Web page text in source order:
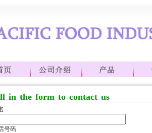
in the form to contact us
号码